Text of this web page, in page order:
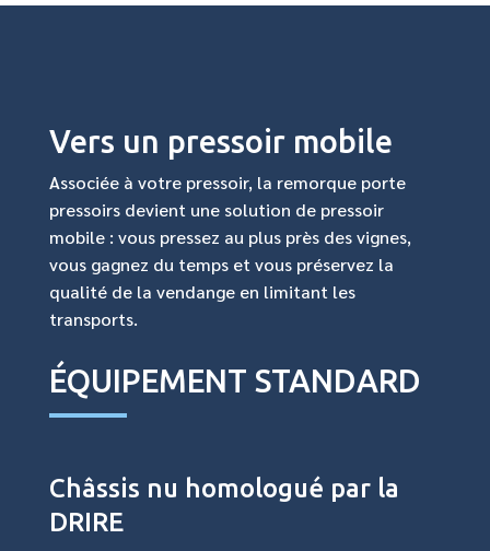
Vers un pressoir mobile
Associée à votre pressoir, la remorque porte
pressoirs devient une solution de pressoir
mobile : vous pressez au plus près des vignes,
vous gagnez du temps et vous préservez la
qualité de la vendange en limitant les
transports.
ÉQUIPEMENT STANDARD
Châssis nu homologué par la
DRIRE